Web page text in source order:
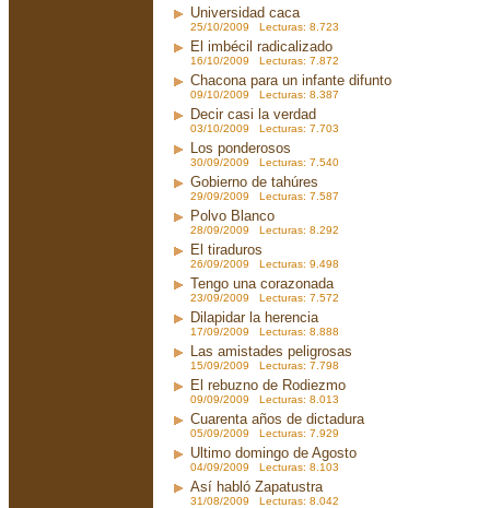
Universidad caca
25/10/2009 Lecturas: 8.723
El imbécil radicalizado
16/10/2009 Lecturas: 7.872
Chacona para un infante difunto
09/10/2009 Lecturas: 8.387
Decir casi la verdad
03/10/2009 Lecturas: 7.703
Los ponderosos
30/09/2009 Lecturas: 7.540
Gobierno de tahúres
29/09/2009 Lecturas: 7.587
Polvo Blanco
28/09/2009 Lecturas: 8.292
El tiraduros
26/09/2009 Lecturas: 9.498
Tengo una corazonada
23/09/2009 Lecturas: 7.572
Dilapidar la herencia
17/09/2009 Lecturas: 8.888
Las amistades peligrosas
15/09/2009 Lecturas: 7.798
El rebuzno de Rodiezmo
09/09/2009 Lecturas: 8.013
Cuarenta años de dictadura
05/09/2009 Lecturas: 7.929
Ultimo domingo de Agosto
04/09/2009 Lecturas: 8.103
Así habló Zapatustra
31/08/2009 Lecturas: 8.042